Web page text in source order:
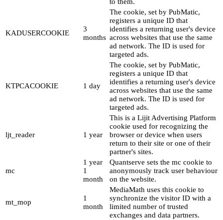
KADUSERCOOKIE
3
months
The cookie, set by PubMatic,
registers a unique ID that
identifies a returning user's device
across websites that use the same
ad network. The ID is used for
targeted ads.
KTPCACOOKIE 1 day
The cookie, set by PubMatic,
registers a unique ID that
identifies a returning user's device
across websites that use the same
ad network. The ID is used for
targeted ads.
ljt_reader 1 year
This is a Lijit Advertising Platform
cookie used for recognizing the
browser or device when users
return to their site or one of their
partner's sites.
mc
1 year
1
month
Quantserve sets the mc cookie to
anonymously track user behaviour
on the website.
mt_mop
1
month
MediaMath uses this cookie to
synchronize the visitor ID with a
limited number of trusted
exchanges and data partners.